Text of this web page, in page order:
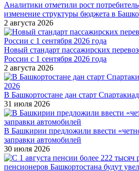
Аналитики отметили рост
изменение структуры бюджета в
2 августа 2026
Новый стандарт пассажирских
России с 1 сентября 2026 года
2 августа 2026
В Башкортостане дан старт
31 июля 2026
В Башкирии предложили ввести
заправки автомобилей
30 июля 2026